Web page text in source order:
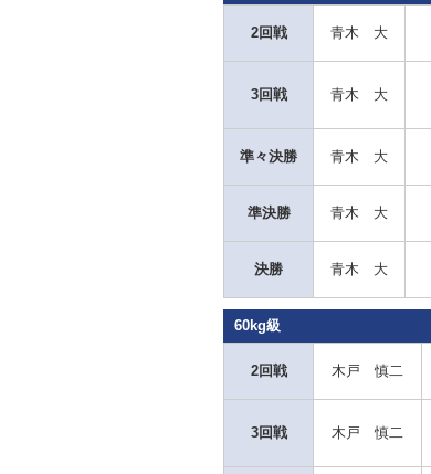
2回戦 青木 大
3回戦 青木 大
準々決勝 青木 大
準決勝 青木 大
決勝 青木 大
60kg級
2回戦 木戸 慎二
3回戦 木戸 慎二